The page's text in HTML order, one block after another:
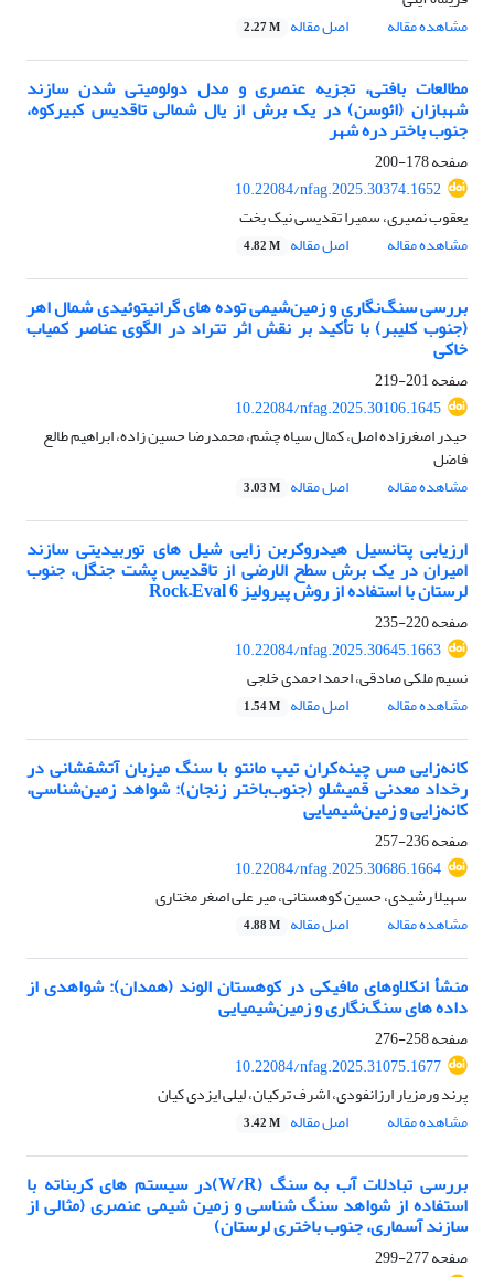
مشاهده مقاله
اصل مقاله 2.27 M
مطالعات بافتی، تجزیه عنصری و مدل دولومیتی شدن سازند
شهبازان (ائوسن) در یک برش از یال شمالی تاقدیس کبیرکوه،
جنوب باختر دره­ شهر
صفحه178-200
10.22084/nfag.2025.30374.1652
یعقوب نصیری، سمیرا تقدیسی نیک بخت
مشاهده مقاله
اصل مقاله 4.82 M
­بررسی سنگ‌نگاری و زمین‌شیمی توده ­های گرانیتوئیدی شمال اهر
(جنوب کلیبر) با تأکید بر نقش اثر تتراد در الگوی عناصر کمیاب
خاکی
صفحه201-219
10.22084/nfag.2025.30106.1645
حیدر اصغرزاده اصل، کمال سیاه چشم، محمدرضا حسین زاده، ابراهیم طالع
فاضل
مشاهده مقاله
اصل مقاله 3.03 M
ارزیابی پتانسیل هیدروکربن­ زایی شیل ­های توربیدیتی سازند
امیران در یک برش سطح­ الارضی از تاقدیس پشت­ جنگل، جنوب
لرستان با استفاده از روش پیرولیزRock–Eval 6
صفحه220-235
10.22084/nfag.2025.30645.1663
نسیم ملکی صادقی، احمد احمدی خلجی
مشاهده مقاله
اصل مقاله 1.54 M
کانه‌زایی مس چینه‌کران تیپ مانتو با سنگ میزبان آتشفشانیدر
رخداد معدنی قمیشلو(جنوب‌باختر زنجان): شواهد زمین‌شناسی،
کانه‌زایی و زمین‌شیمیایی
صفحه236-257
10.22084/nfag.2025.30686.1664
سهیلا رشیدی، حسین کوهستانی، میر علی اصغر مختاری
مشاهده مقاله
اصل مقاله 4.88 M
منشأ انکلاو­های مافیکی درکوهستان الوند (همدان): شواهدی از
داده­ های سنگ‌نگاری و زمین‌شیمیایی
صفحه258-276
10.22084/nfag.2025.31075.1677
پرند ورمزیار ارزانفودی، اشرف ترکیان، لیلی ایزدی کیان
مشاهده مقاله
اصل مقاله 3.42 M
بررسی تبادلات آب به سنگ (W/R)در سیستم­ های کربناته با
استفاده از شواهد سنگ ­شناسی و زمین ­شیمی عنصری (مثالی از
سازند آسماری، جنوب باختری لرستان)
صفحه277-299